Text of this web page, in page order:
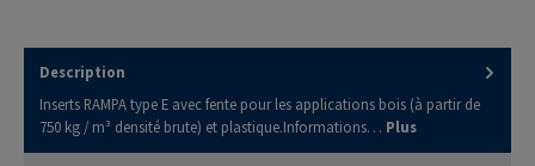
Description
Inserts RAMPA type E avec fente pour les applications bois (à partir de
750 kg / m³ densité brute) et plastique.Informations… Plus